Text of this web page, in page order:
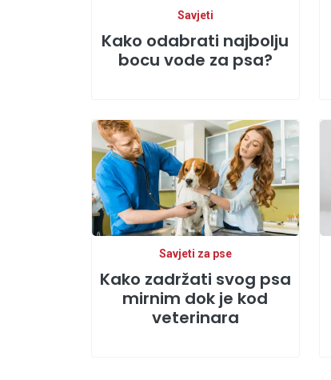
Savjeti
Kako odabrati najbolju
bocu vode za psa?
Savjeti za pse
Kako zadržati svog psa
mirnim dok je kod
veterinara